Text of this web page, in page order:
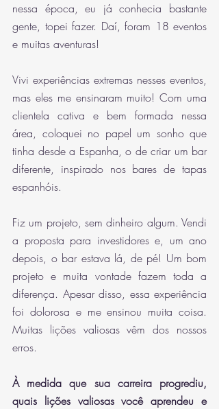
nessa época, eu já conhecia bastante
gente, topei fazer. Daí, foram 18 eventos
e muitas aventuras!
Vivi experiências extremas nesses eventos,
mas eles me ensinaram muito! Com uma
clientela cativa e bem formada nessa
área, coloquei no papel um sonho que
tinha desde a Espanha, o de criar um bar
diferente, inspirado nos bares de tapas
espanhóis.
Fiz um projeto, sem dinheiro algum. Vendi
a proposta para investidores e, um ano
depois, o bar estava lá, de pé! Um bom
projeto e muita vontade fazem toda a
diferença. Apesar disso, essa experiência
foi dolorosa e me ensinou muita coisa.
Muitas lições valiosas vêm dos nossos
erros.
À medida que sua carreira progrediu,
quais lições valiosas você aprendeu e